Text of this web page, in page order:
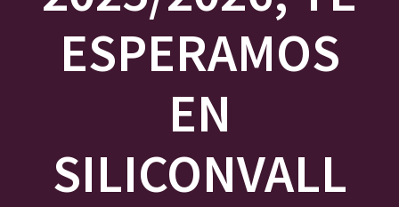
ESPERAMOS
EN
SILICONVALL